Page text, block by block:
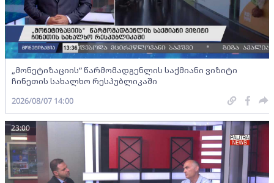
„მონეტიზაციის“ წარმომადგენლის საქმიანი ვიზიტი
ჩინეთის სახალხო რესპუბლიკაში
2026/08/07 14:00
23:00